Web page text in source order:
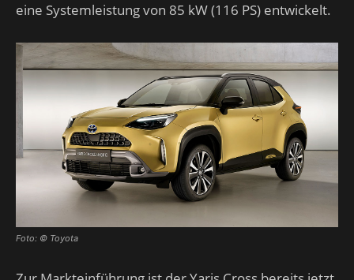
eine Systemleistung von 85 kW (116 PS) entwickelt.
Foto: © Toyota